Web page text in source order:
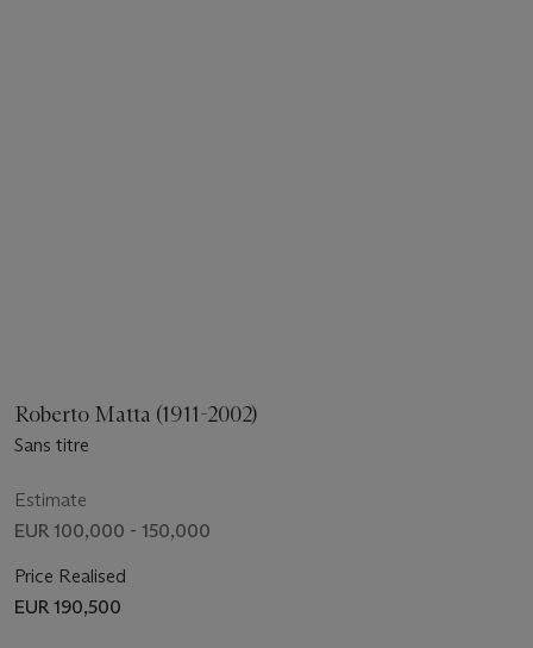
Roberto Matta (1911-2002)
Sans titre
Estimate
EUR 100,000 - 150,000
Price Realised
EUR 190,500